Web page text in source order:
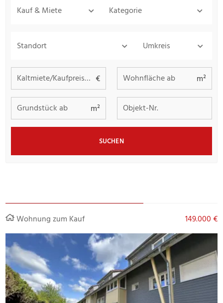
Kauf & Miete Kategorie
Standort Umkreis
Kaltmiete/Kaufpreis bis € Wohnfläche ab m²
Grundstück ab m² Objekt-Nr.
SUCHEN
Wohnung zum Kauf 149.000 €